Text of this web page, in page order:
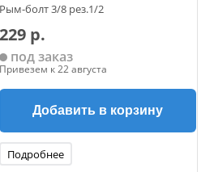
Рым-болт 3/8 рез.1/2
229 р.
под заказ
Привезем к 22 августа
Добавить в корзину
Подробнее